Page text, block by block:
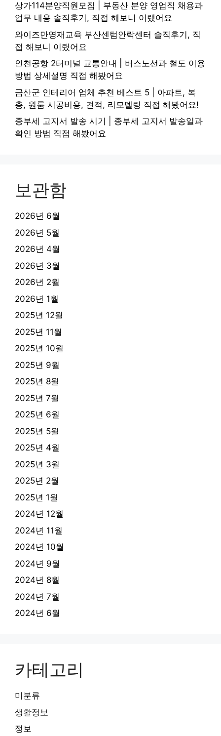
상가114분양직원모집 | 부동산 분양 영업직 채용과
업무 내용 솔직후기, 직접 해보니 이랬어요
와이즈만영재교육 부산센텀안락센터 솔직후기, 직
접 해보니 이랬어요
인천공항 2터미널 교통안내 | 버스노선과 철도 이용
방법 상세설명 직접 해봤어요
금산군 인테리어 업체 추천 베스트 5 | 아파트, 복
층, 원룸 시공비용, 견적, 리모델링 직접 해봤어요!
종부세 고지서 발송 시기 | 종부세 고지서 발송일과
확인 방법 직접 해봤어요
보관함
2026년 6월
2026년 5월
2026년 4월
2026년 3월
2026년 2월
2026년 1월
2025년 12월
2025년 11월
2025년 10월
2025년 9월
2025년 8월
2025년 7월
2025년 6월
2025년 5월
2025년 4월
2025년 3월
2025년 2월
2025년 1월
2024년 12월
2024년 11월
2024년 10월
2024년 9월
2024년 8월
2024년 7월
2024년 6월
카테고리
미분류
생활정보
정보